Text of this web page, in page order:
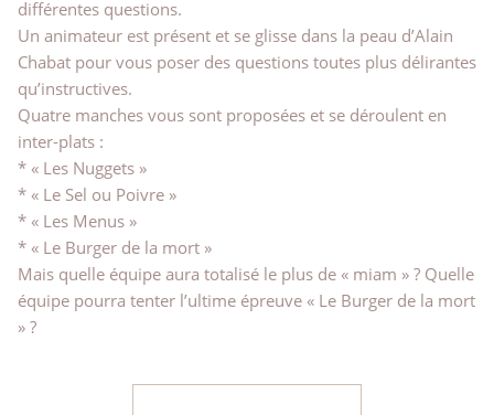
différentes questions.
Un animateur est présent et se glisse dans la peau d’Alain
Chabat pour vous poser des questions toutes plus délirantes
qu’instructives.
Quatre manches vous sont proposées et se déroulent en
inter-plats :
* « Les Nuggets »
* « Le Sel ou Poivre »
* « Les Menus »
* « Le Burger de la mort »
Mais quelle équipe aura totalisé le plus de « miam » ? Quelle
équipe pourra tenter l’ultime épreuve « Le Burger de la mort
» ?